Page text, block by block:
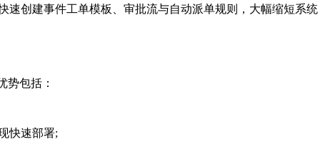
创建事件工单模板、审批流与自动派单规则，大幅缩短系统
包括：
快速部署;